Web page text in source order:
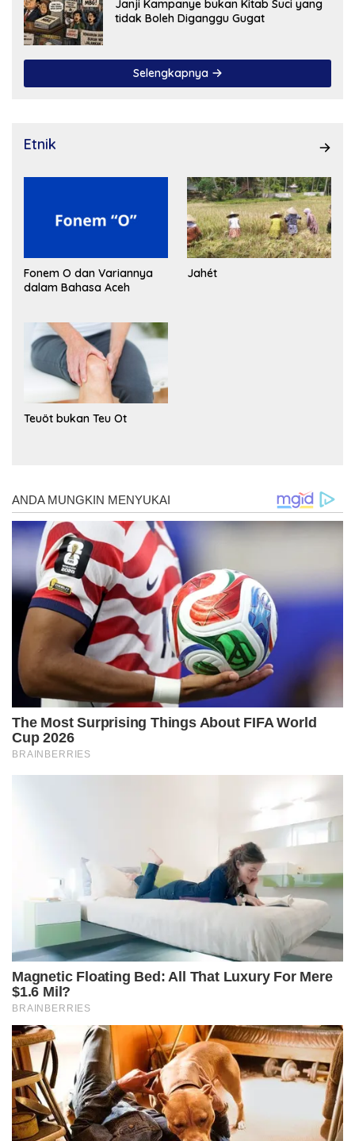
Janji Kampanye bukan Kitab Suci yang
tidak Boleh Diganggu Gugat
Selengkapnya
Etnik
Fonem O dan Variannya
dalam Bahasa Aceh
Jahét
Teuöt bukan Teu Ot